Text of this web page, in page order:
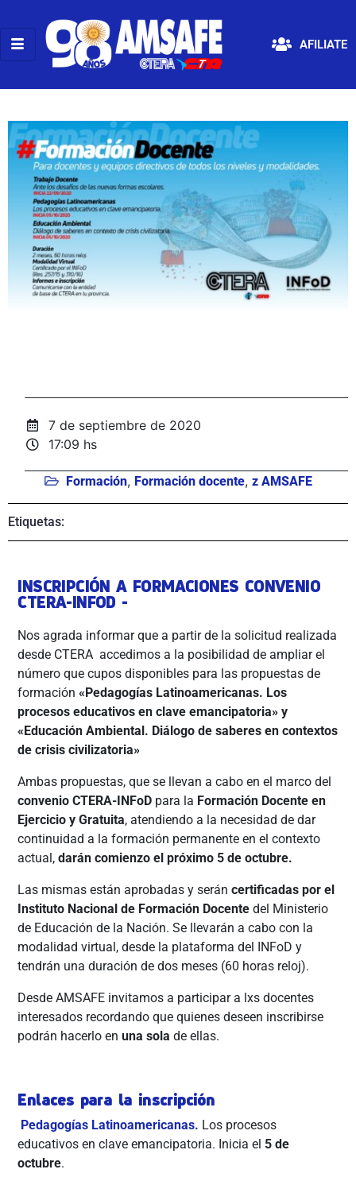
AFILIATE
7 de septiembre de 2020
17:09 hs
Formación, Formación docente, z AMSAFE
Etiquetas:
INSCRIPCIÓN A FORMACIONES CONVENIO
CTERA-INFOD -
Nos agrada informar que a partir de la solicitud realizada
desde CTERA accedimos a la posibilidad de ampliar el
número que cupos disponibles para las propuestas de
formación«Pedagogías Latinoamericanas. Los
procesos educativos en clave emancipatoria» y
«Educación Ambiental. Diálogo de saberes en contextos
de crisis civilizatoria»
Ambas propuestas, que se llevan a cabo en el marco del
convenio CTERA-INFoD para la Formación Docente en
Ejercicio y Gratuita, atendiendo a la necesidad de dar
continuidad a la formación permanente en el contexto
actual, darán comienzo el próximo 5 de octubre.
Las mismas están aprobadas y seráncertificadas por el
Instituto Nacional de Formación Docente del Ministerio
de Educación de la Nación. Se llevarán a cabo con la
modalidad virtual, desde la plataforma del INFoD y
tendrán una duración de dos meses (60 horas reloj).
Desde AMSAFE invitamos a participar a lxs docentes
interesados recordando que quienes deseen inscribirse
podrán hacerlo enuna sola de ellas.
Enlaces para la inscripción
Pedagogías Latinoamericanas. Los procesos
educativos en clave emancipatoria. Inicia el 5 de
octubre.